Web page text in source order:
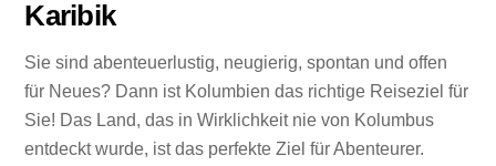
Karibik
Sie sind abenteuerlustig, neugierig, spontan und offen
für Neues? Dann ist Kolumbien das richtige Reiseziel für
Sie! Das Land, das in Wirklichkeit nie von Kolumbus
entdeckt wurde, ist das perfekte Ziel für Abenteurer.